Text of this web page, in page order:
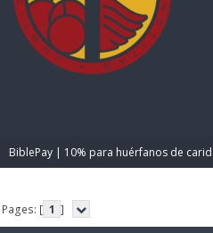
BiblePay | 10% para huérfanos de
Pages: [ 1 ]